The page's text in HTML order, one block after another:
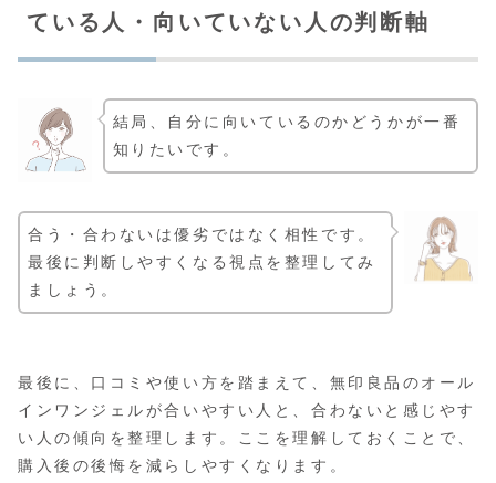
ている人・向いていない人の判断軸
結局、自分に向いているのかどうかが一番
知りたいです。
合う・合わないは優劣ではなく相性です。
最後に判断しやすくなる視点を整理してみ
ましょう。
最後に、口コミや使い方を踏まえて、無印良品のオール
インワンジェルが合いやすい人と、合わないと感じやす
い人の傾向を整理します。ここを理解しておくことで、
購入後の後悔を減らしやすくなります。